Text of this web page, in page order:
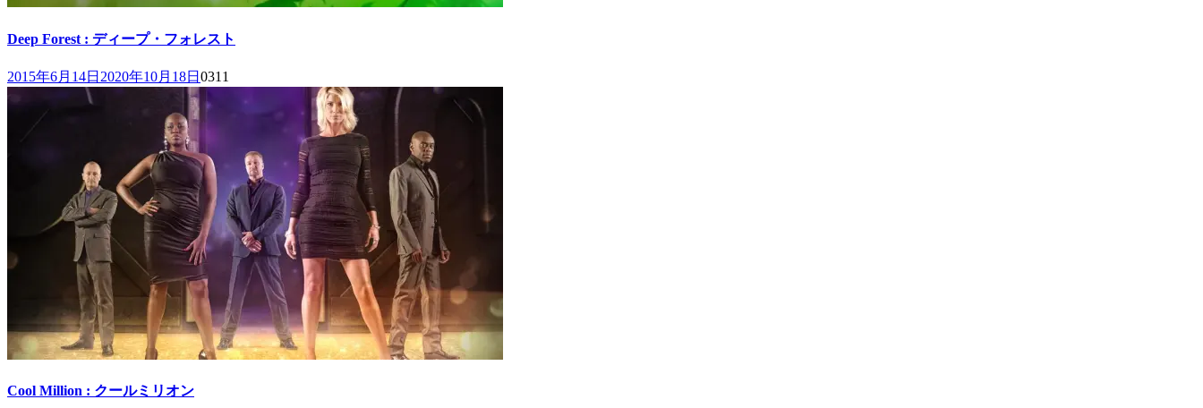
Deep Forest : ディープ・フォレスト
2015年6月14日 2020年10月18日 0311
Cool Million : クールミリオン